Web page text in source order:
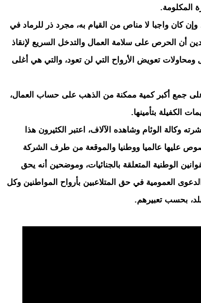
المكلومة.
كان واجبا لا مناص من القيام به، مجرد ذر للرماد في
أن الحرص على سلامة العمال والتدخل السريع لإنقاذ
تعويض الأرواح التي لن تعود، والتي هي أغلى
على جمع أكبر كمية ممكنة من الذهب على حساب العمال،
الكفيلة بتأمينها.
وكالة الوئام وشاهده الآلاف، اعتبر الكثيرون هذا
عليها عالميا ووطنيا والموقعة من طرف الشركة
الوطنية المتعلقة بالجنائيات، وموضحين أنه يحق
الدعوى العمومية في حق المتلاعبين بأرواح المواطنين وكل
بحسب تعبيرهم.